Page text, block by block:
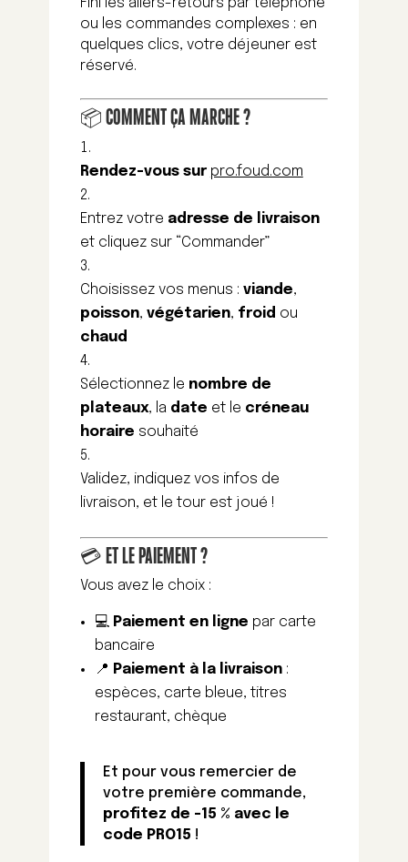
Fini les allers-retours par téléphone
ou les commandes complexes : en
quelques clics, votre déjeuner est
réservé.
📦 COMMENT ÇA MARCHE ?
Rendez-vous sur pro.foud.com
Entrez votre adresse de livraison
et cliquez sur “Commander”
Choisissez vos menus : viande,
poisson, végétarien, froid ou
chaud
Sélectionnez le nombre de
plateaux, la date et le créneau
horaire souhaité
Validez, indiquez vos infos de
livraison, et le tour est joué !
💳 ET LE PAIEMENT ?
Vous avez le choix :
💻 Paiement en ligne par carte
bancaire
📍 Paiement à la livraison:
espèces, carte bleue, titres
restaurant, chèque
Et pour vous remercier de
votre première commande,
profitez de -15 % avec le
code PRO15 !